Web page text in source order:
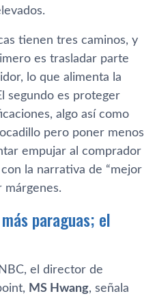
tienen tres caminos, y
es trasladar parte
lo que alimenta la
segundo es proteger
algo así como
pero poner menos
empujar al comprador
la narrativa de “mejor
márgenes.
paraguas; el
el director de
MS Hwang, señala